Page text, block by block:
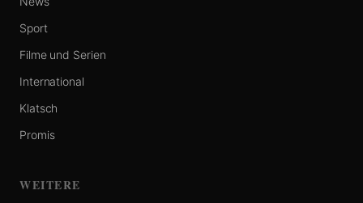
Sport
Filme und Serien
International
Klatsch
Promis
WEITERE